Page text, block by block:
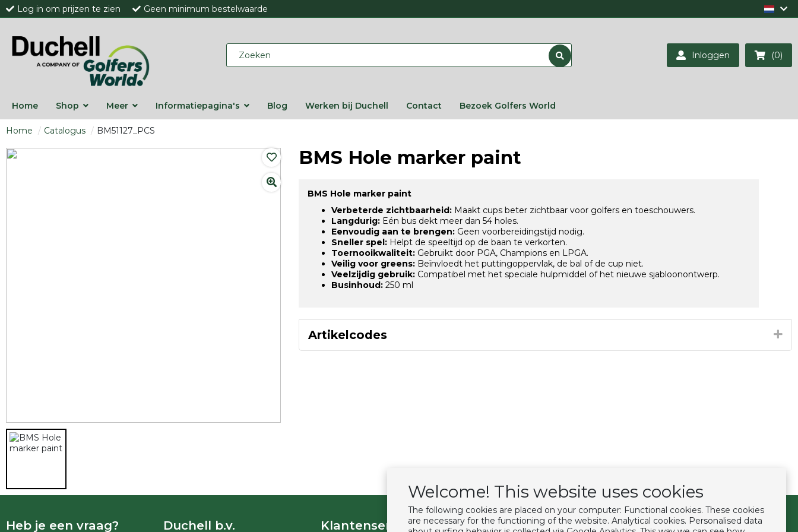
Welcome! This website uses cookies
The following cookies are placed on your computer: Functional cookies. These cookies
are necessary for the functioning of the website. Analytical cookies. Personalised data
Log in om prijzen te zien Geen minimum bestelwaarde
Inloggen (0)
Home Shop Meer Informatiepagina's Blog Werken bij Duchell Contact Bezoek Golfers World
Home Catalogus BM51127_PCS
BMS Hole marker paint
BMS Hole marker paint
Verbeterde zichtbaarheid: Maakt cups beter zichtbaar voor golfers en toeschouwers.
Langdurig: Eén bus dekt meer dan 54 holes.
Eenvoudig aan te brengen: Geen voorbereidingstijd nodig.
Sneller spel: Helpt de speeltijd op de baan te verkorten.
Toernooikwaliteit: Gebruikt door PGA, Champions en LPGA.
Veilig voor greens: Beïnvloedt het puttingoppervlak, de bal of de cup niet.
Veelzijdig gebruik: Compatibel met het speciale hulpmiddel of het nieuwe sjabloonontwerp.
Businhoud: 250 ml
Artikelcodes
Heb je een vraag? Duchell b.v. Klantenservice Extras Volg ons